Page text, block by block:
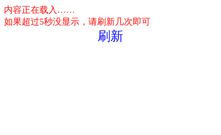
内容正在载入……
如果超过5秒没显示，请刷新几次即可
刷新